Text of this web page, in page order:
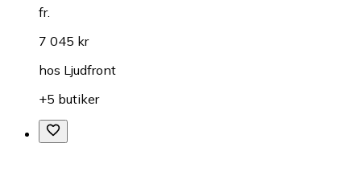
fr.
7 045 kr
hos Ljudfront
+5 butiker